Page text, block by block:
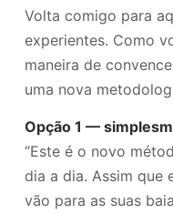
Volta comigo para
experientes. Como
maneira de
uma nova
Opção 1 —
“Este é o novo
dia a dia. Assim que
vão para as suas